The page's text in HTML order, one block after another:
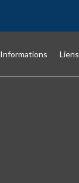
Informations Liens